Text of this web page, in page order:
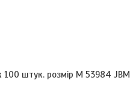
100 штук. розмір М 53984 JBM